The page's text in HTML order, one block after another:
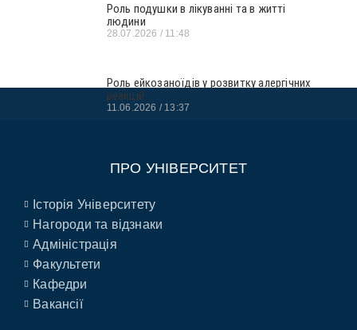
Роль подушки в лікуванні та в житті
людини
28.07.2026 11:48
Роль ейкозаноїдів у розвитку алергічних
реакцій
11.06.2026 13:37
ПРО УНІВЕРСИТЕТ
Історія Університету
Нагороди та відзнаки
Адміністрація
Факультети
Кафедри
Вакансії